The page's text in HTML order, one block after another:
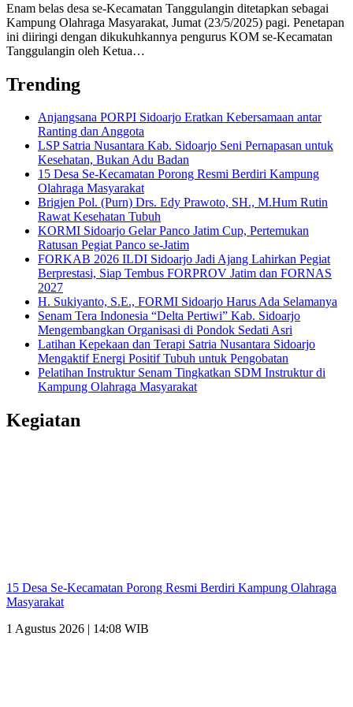
Enam belas desa se-Kecamatan Tanggulangin ditetapkan sebagai
Kampung Olahraga Masyarakat, Jumat (23/5/2025) pagi. Penetapan
ini diiringi dengan dikukuhkannya pengurus KOM se-Kecamatan
Tanggulangin oleh Ketua…
Trending
Anjangsana PORPI Sidoarjo Eratkan Kebersamaan antar
Ranting dan Anggota
LSP Satria Nusantara Kab. Sidoarjo Seni Pernapasan untuk
Kesehatan, Bukan Adu Badan
15 Desa Se-Kecamatan Porong Resmi Berdiri Kampung
Olahraga Masyarakat
Brigjen Pol. (Purn) Drs. Edy Prawoto, SH., M.Hum Rutin
Rawat Kesehatan Tubuh
KORMI Sidoarjo Gelar Panco Jatim Cup, Pertemukan
Ratusan Pegiat Panco se-Jatim
FORKAB 2026 ILDI Sidoarjo Jadi Ajang Lahirkan Pegiat
Berprestasi, Siap Tembus FORPROV Jatim dan FORNAS
2027
H. Sukiyanto, S.E., FORMI Sidoarjo Harus Ada Selamanya
Senam Tera Indonesia “Delta Pertiwi” Kab. Sidoarjo
Mengembangkan Organisasi di Pondok Sedati Asri
Latihan Kepekaan dan Terapi Satria Nusantara Sidoarjo
Mengaktif Energi Positif Tubuh untuk Pengobatan
Pelatihan Instruktur Senam Tingkatkan SDM Instruktur di
Kampung Olahraga Masyarakat
Kegiatan
15 Desa Se-Kecamatan Porong Resmi Berdiri Kampung Olahraga
Masyarakat
1 Agustus 2026 | 14:08 WIB